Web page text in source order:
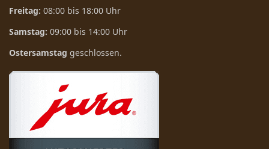
Freitag: 08:00 bis 18:00 Uhr
Samstag: 09:00 bis 14:00 Uhr
Ostersamstag geschlossen.